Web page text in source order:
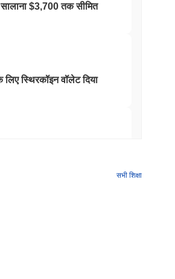
$3,700 तक सीमित
स्थिरकॉइन वॉलेट दिया
सभी शिक्षा